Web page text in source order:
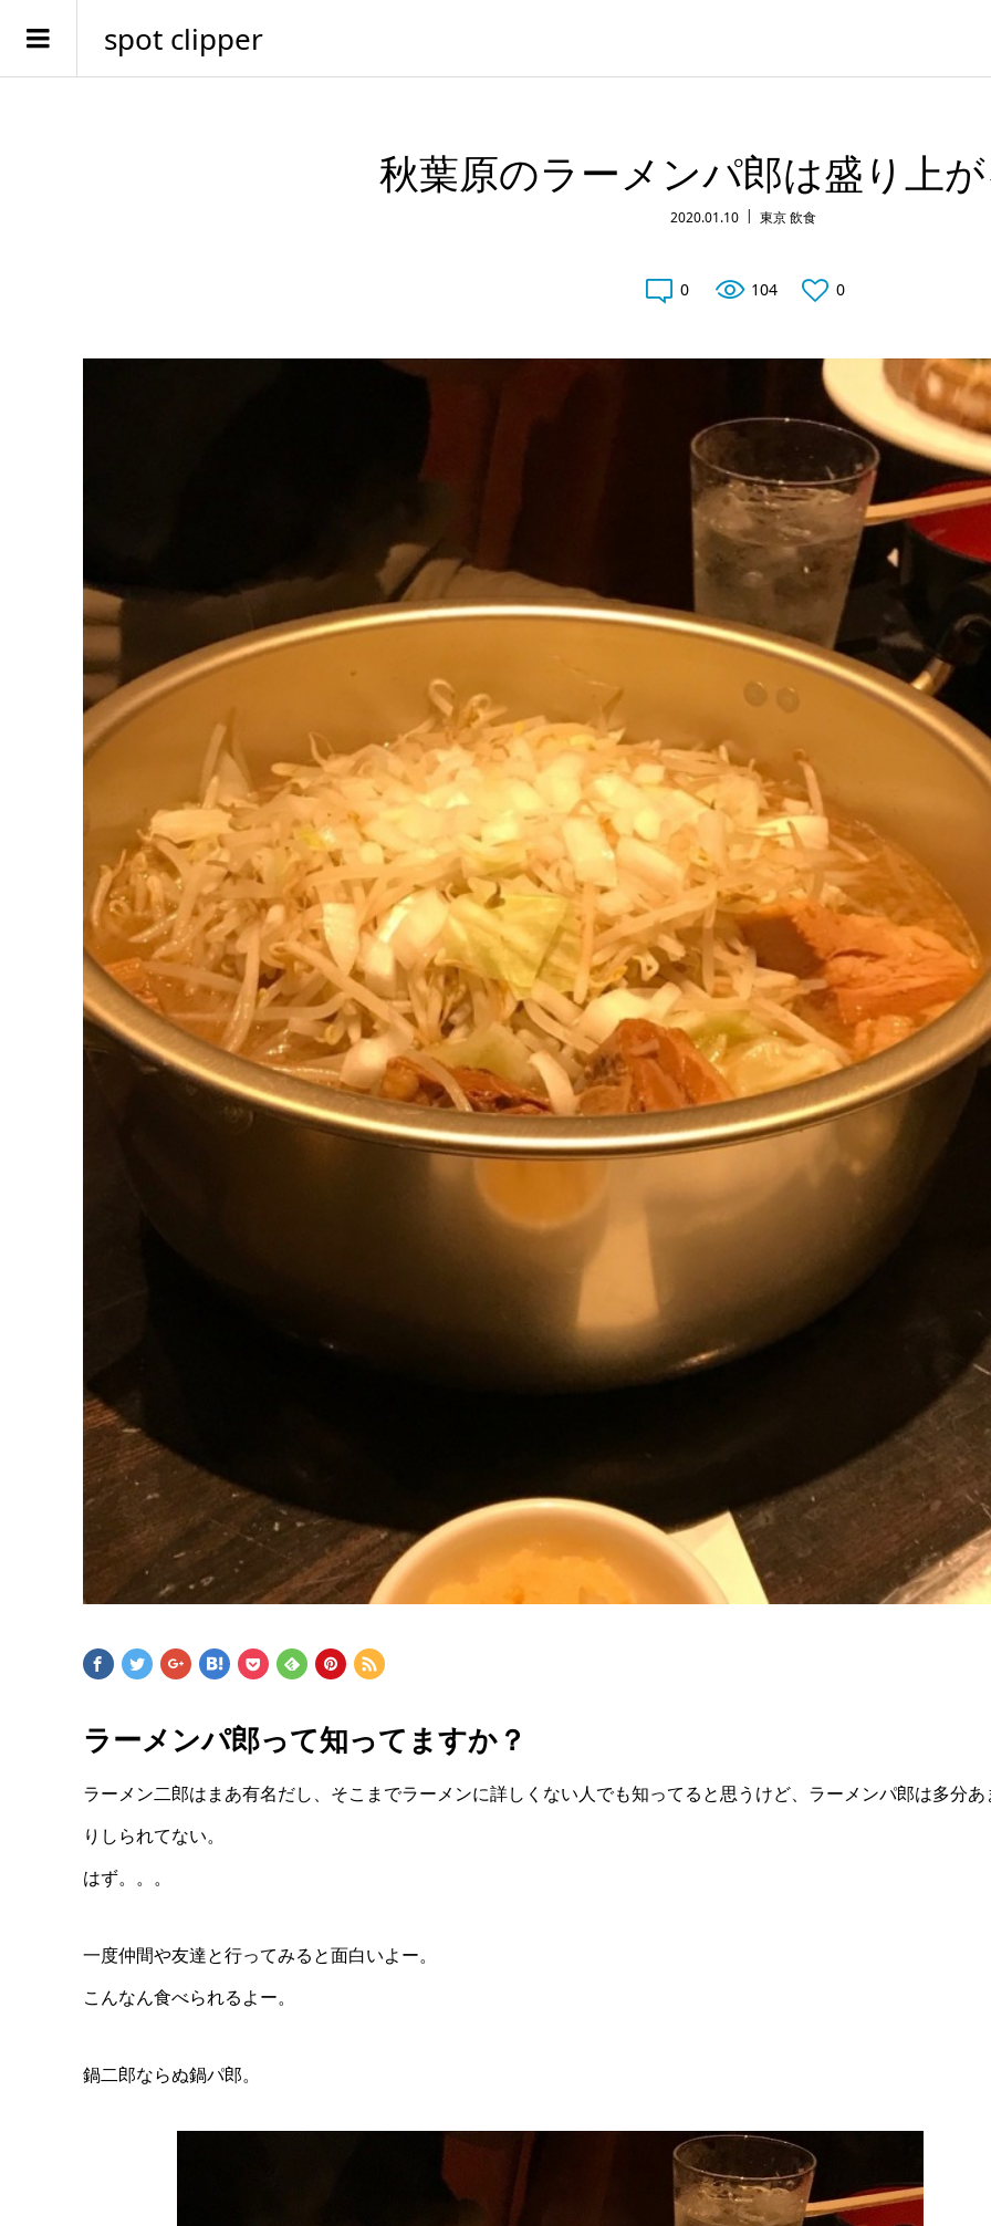
spot clipper
秋葉原のラーメンパ郎は盛り上
2020.01.10 東京 飲食
0 104 0
ラーメンパ郎って知ってますか？
ラーメン二郎はまあ有名だし、そこまでラーメンに詳しくない人でも知ってると思うけど、ラーメンパ郎は多分あ
りしられてない。
はず。。。
一度仲間や友達と行ってみると面白いよー。
こんなん食べられるよー。
鍋二郎ならぬ鍋パ郎。